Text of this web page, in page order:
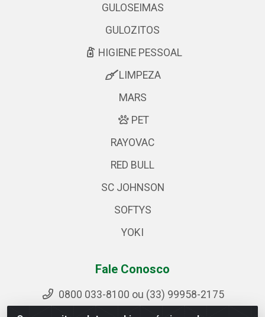
GULOSEIMAS
GULOZITOS
HIGIENE PESSOAL
LIMPEZA
MARS
PET
RAYOVAC
RED BULL
SC JOHNSON
SOFTYS
YOKI
Fale Conosco
0800 033-8100 ou (33) 99958-2175
sac@ipirangamg.com.br